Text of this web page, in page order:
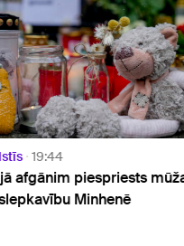
ieslodzījums